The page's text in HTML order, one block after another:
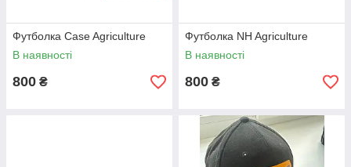
Футболка Case Agriculture
В наявності
800 ₴
Футболка NH Agriculture
В наявності
800 ₴